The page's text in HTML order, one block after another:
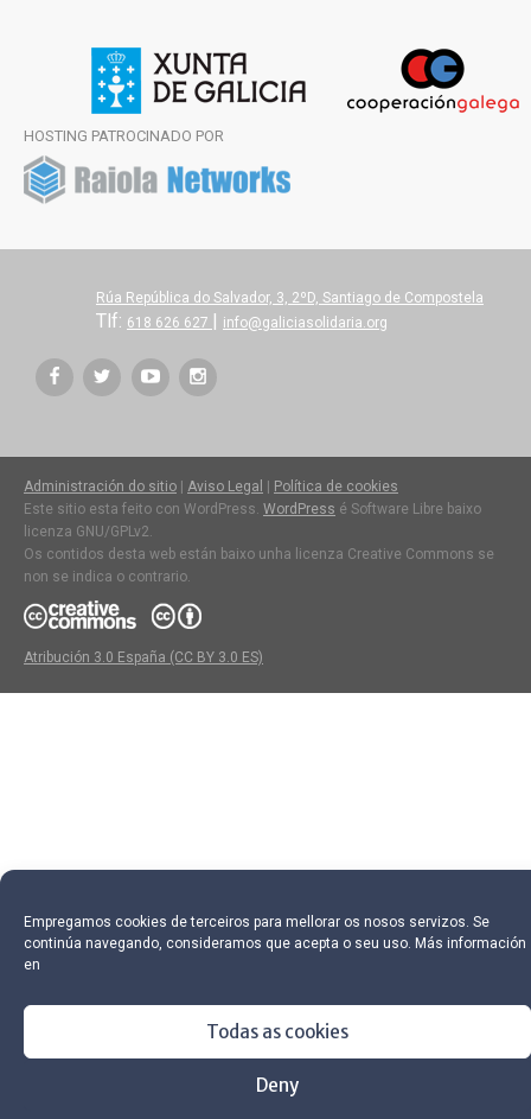
Empregamos cookies de terceiros para mellorar os nosos servizos. Se
continúa navegando, consideramos que acepta o seu uso. Más información
en
Todas as cookies
Deny
HOSTING PATROCINADO POR
Rúa República do Salvador, 3, 2ºD, Santiago de Compostela
Tlf: 618 626 627 info@galiciasolidaria.org
Administración do sitio Aviso Legal
Política de cookies
Este sitio esta feito con WordPress. WordPress é Software Libre baixo
licenza GNU/GPLv2.
Os contidos desta web están baixo unha licenza Creative Commons se
non se indica o contrario.
Atribución 3.0 España (CC BY 3.0 ES)